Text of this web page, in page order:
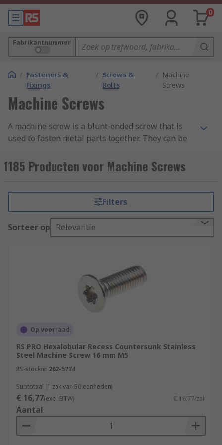
0
Fabrikantnummer
/ Fasteners &
Fixings
/ Screws &
Bolts
/ Machine
Screws
Machine Screws
A machine screw is a blunt-ended screw that is
used to fasten metal parts together. They can be
wide range of head types. Most machine screws
are fully threaded, which means the thread runs
the head to the very end. You can learn more in
our completeguide to machine screws.
RS offer an extensive range of high-quality metric
What are machine screws made of?
The fasteners are manufactured from a range of
environments. Materials include:
Brass
Steel
Nylon
Some come with coatings such as nickel-plated
zinc-plated, galvanized, or passivated which
1185 Producten voor Machine Screws
Filters
Sorteer op Relevantie
Op voorraad
RS PRO Hexalobular Recess Countersunk Stainless
Steel Machine Screw 16 mm M5
RS-stocknr. 262-5774
Subtotaal (1 zak van 50 eenheden)
€ 16,77(excl. BTW) € 16,77/zak
Aantal